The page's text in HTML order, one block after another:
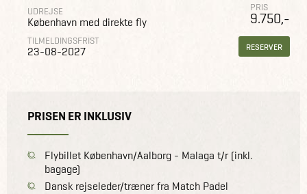
UDREJSE
København med direkte fly
TILMELDINGSFRIST
23-08-2027
PRIS
9.750,-
RESERVER
PRISEN ER INKLUSIV
Flybillet København/Aalborg - Malaga t/r (inkl.
bagage)
Dansk rejseleder/træner fra Match Padel